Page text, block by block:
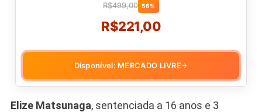
R$499,00 56%
R$221,00
Disponível: MERCADO LIVRE→
Elize Matsunaga, sentenciada a 16 anos e 3